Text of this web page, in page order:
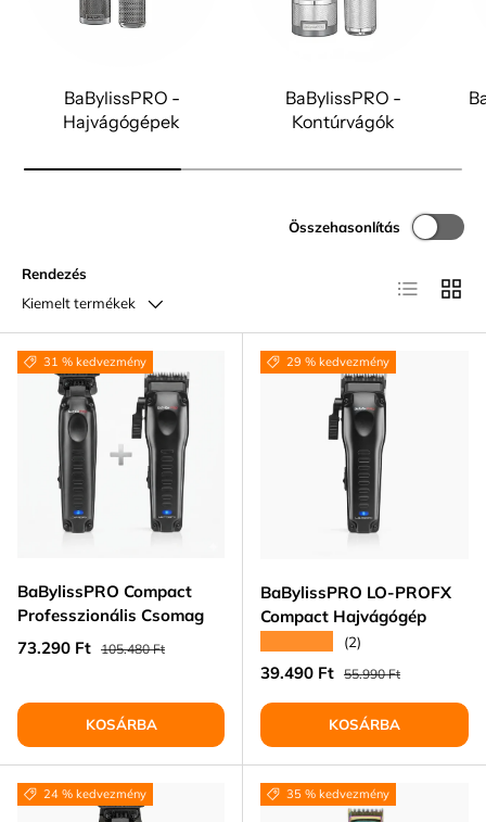
BaBylissPRO -
Hajvágógépek
BaBylissPRO -
Kontúrvágók
Rendezés
Kiemelt termékek
Összehasonlítás
Lista Rács
31 % kedvezmény
BaBylissPRO Compact
Professzionális Csomag
Eladási ár
73.290 Ft Normál ár
105.480 Ft
KOSÁRBA
29 % kedvezmény
BaBylissPRO LO‑PROFX
Compact Hajvágógép
(2)
Eladási ár
39.490 Ft Normál ár
55.990 Ft
KOSÁRBA
24 % kedvezmény 35 % kedvezmény